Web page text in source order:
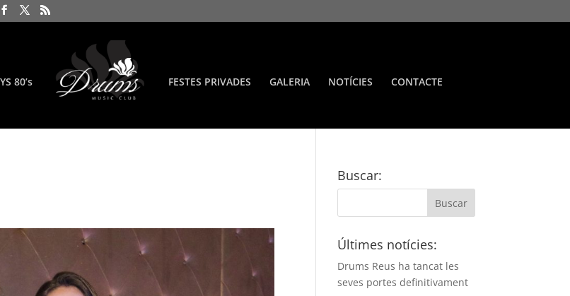
80’s FESTES PRIVADES GALERIA NOTÍCIES CONTACTE
Buscar:
Últimes notícies:
Drums Reus ha tancat les
seves portes definitivament